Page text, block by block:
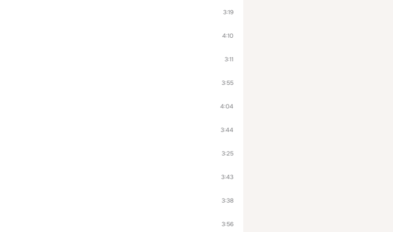
3:19
4:10
3:11
3:55
4:04
3:44
3:25
3:43
3:38
3:56